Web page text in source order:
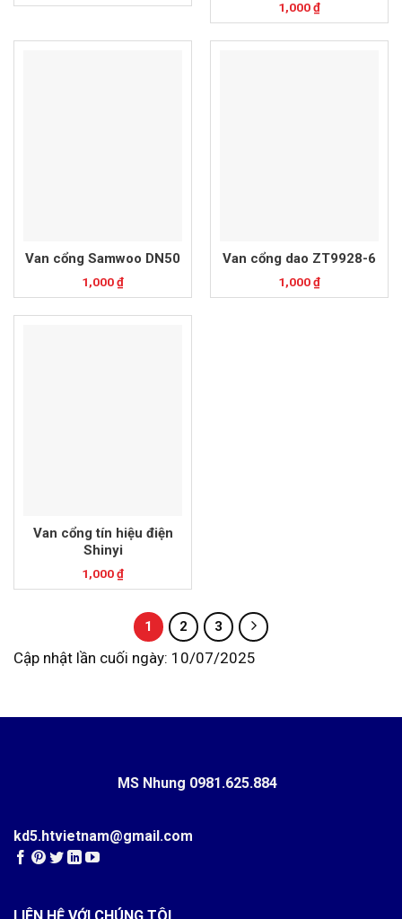
1,000₫
Van cổng Samwoo DN50
1,000₫
Van cổng dao ZT9928-6
1,000₫
Van cổng tín hiệu điện
Shinyi
1,000₫
1 2 3
Cập nhật lần cuối ngày: 10/07/2025
MS Nhung 0981.625.884
kd5.htvietnam@gmail.com